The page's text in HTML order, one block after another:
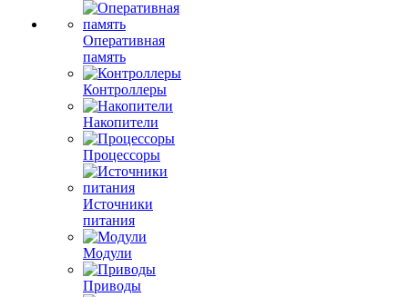
Оперативная
память
Контроллеры
Накопители
Процессоры
Источники
питания
Модули
Приводы